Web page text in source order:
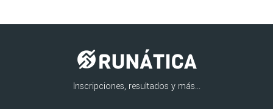
Inscripciones, resultados y más...